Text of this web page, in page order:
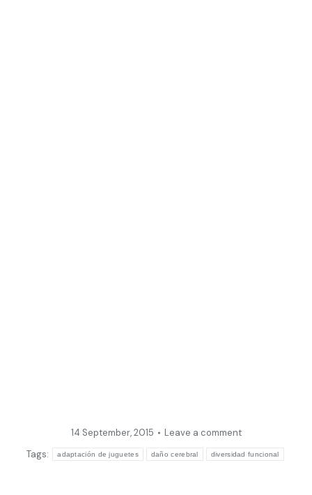
14 September, 2015
Leave a comment
Tags:
adaptación de juguetes daño cerebral diversidad funcional